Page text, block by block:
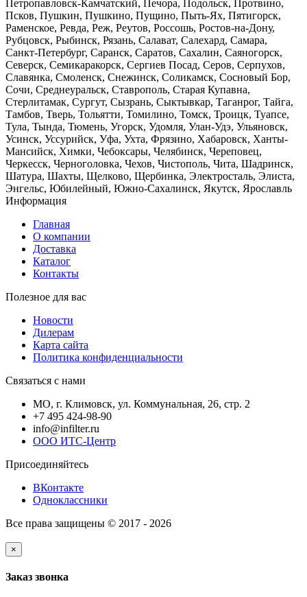
Петропавловск-Камчатский, Печора, Подольск, Протвино,
Псков, Пушкин, Пушкино, Пущино, Пыть-Ях, Пятигорск,
Раменское, Ревда, Реж, Реутов, Россошь, Ростов-на-Дону,
Рубцовск, Рыбинск, Рязань, Салават, Салехард, Самара,
Санкт-Петербург, Саранск, Саратов, Сахалин, Саяногорск,
Северск, Семикаракорск, Сергиев Посад, Серов, Серпухов,
Славянка, Смоленск, Снежинск, Соликамск, Сосновый Бор,
Сочи, Среднеуральск, Ставрополь, Старая Купавна,
Стерлитамак, Сургут, Сызрань, Сыктывкар, Таганрог, Тайга,
Тамбов, Тверь, Тольятти, Томилино, Томск, Троицк, Туапсе,
Тула, Тында, Тюмень, Угорск, Удомля, Улан-Удэ, Ульяновск,
Усинск, Уссурийск, Уфа, Ухта, Фрязино, Хабаровск, Ханты-
Мансийск, Химки, Чебоксары, Челябинск, Череповец,
Черкесск, Черноголовка, Чехов, Чистополь, Чита, Шадринск,
Шатура, Шахты, Щелково, Щербинка, Электросталь, Элиста,
Энгельс, Юбилейный, Южно-Сахалинск, Якутск, Ярославль
Информация
Главная
О компании
Доставка
Каталог
Контакты
Полезное для вас
Новости
Дилерам
Карта сайта
Политика конфиденциальности
Связаться с нами
МО, г. Климовск, ул. Коммунальная, 26, стр. 2
+7 495 424-98-90
info@infilter.ru
ООО ИТС-Центр
Присоединяйтесь
ВКонтакте
Одноклассники
Все права защищены © 2017 - 2026
×
Заказ звонка